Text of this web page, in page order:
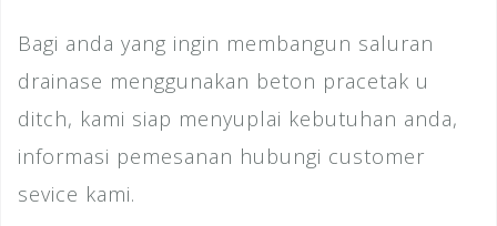
Bagi anda yang ingin membangun saluran
drainase menggunakan beton pracetak u
ditch, kami siap menyuplai kebutuhan anda,
informasi pemesanan hubungi customer
sevice kami.